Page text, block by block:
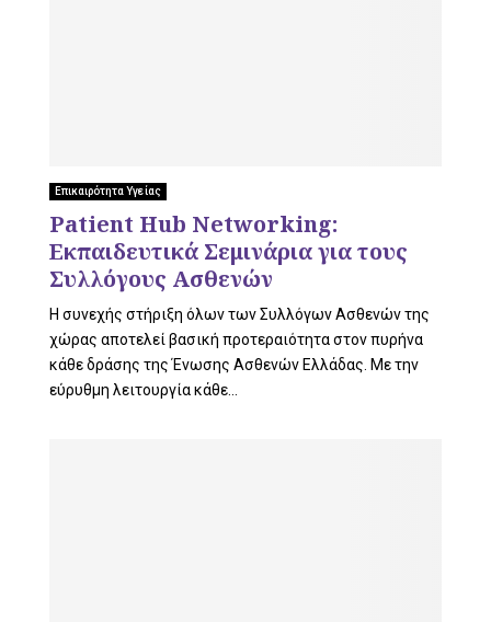
Επικαιρότητα Υγείας
Patient Hub Networking:
Εκπαιδευτικά Σεμινάρια για τους
Συλλόγους Ασθενών
Η συνεχής στήριξη όλων των Συλλόγων Ασθενών της
χώρας αποτελεί βασική προτεραιότητα στον πυρήνα
κάθε δράσης της Ένωσης Ασθενών Ελλάδας. Με την
εύρυθμη λειτουργία κάθε...